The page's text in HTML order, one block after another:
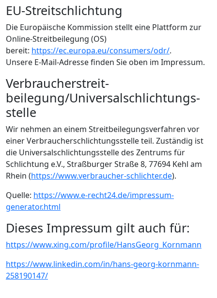
EU-Streitschlichtung
Die Europäische Kommission stellt eine Plattform zur
Online-Streitbeilegung (OS)
bereit: https://ec.europa.eu/consumers/odr/.
Unsere E-Mail-Adresse finden Sie oben im Impressum.
Verbraucher­streit­
beilegung/Universal­schlichtungs­
stelle
Wir nehmen an einem Streitbeilegungsverfahren vor
einer Verbraucherschlichtungsstelle teil. Zuständig ist
die Universalschlichtungsstelle des Zentrums für
Schlichtung e.V., Straßburger Straße 8, 77694 Kehl am
Rhein (https://www.verbraucher-schlichter.de).
Quelle: https://www.e-recht24.de/impressum-
generator.html
Dieses Impressum gilt auch für:
https://www.xing.com/profile/HansGeorg_Kornmann
https://www.linkedin.com/in/hans-georg-kornmann-
258190147/